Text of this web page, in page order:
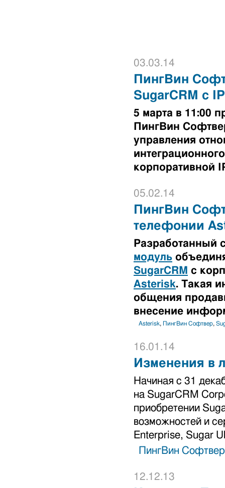
03.03.14
ПингВин
SugarCRM с
5 марта в 11:00
ПингВин
управления
корпоративной
05.02.14
ПингВин
телефонии
Разработанный
модуль
SugarCRM с
Asterisk. Такая
общения
внесение
Asterisk, ПингВин Софтвер,
16.01.14
Изменения в
Начиная с 31
на SugarCRM
приобретении
возможностей и
Enterprise, Sugar
ПингВин Софтвер
12.12.13